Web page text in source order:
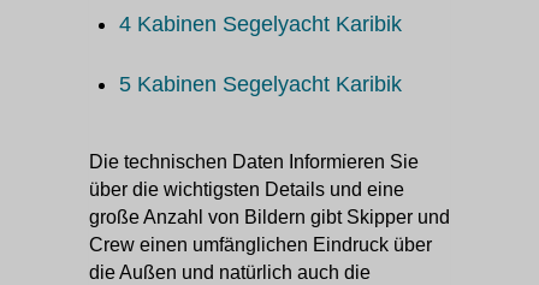
4 Kabinen Segelyacht Karibik
5 Kabinen Segelyacht Karibik
Die technischen Daten Informieren Sie
über die wichtigsten Details und eine
große Anzahl von Bildern gibt Skipper und
Crew einen umfänglichen Eindruck über
die Außen und natürlich auch die